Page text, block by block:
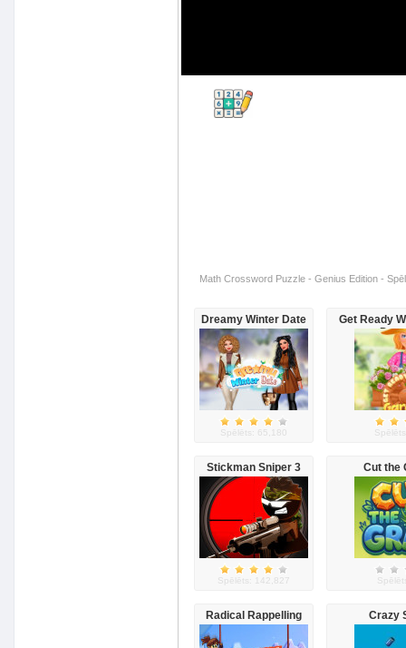
Math Crossword Puzzle - Genius Edition -
Dreamy Winter Date
Spēlēts: 65,180
Get Ready
Stickman Sniper 3
Spēlēts: 142,827
Cut the
Radical Rappelling Crazy